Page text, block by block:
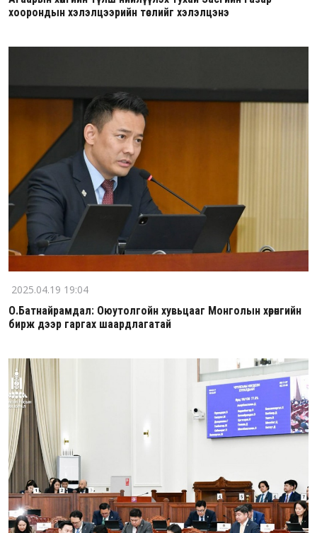
хоорондын хэлэлцээрийн төслийг хэлэлцэнэ
2025.04.19 19:04
О.Батнайрамдал: Оюутолгойн хувьцааг Монголын хөрөнгийн
бирж дээр гаргах шаардлагатай